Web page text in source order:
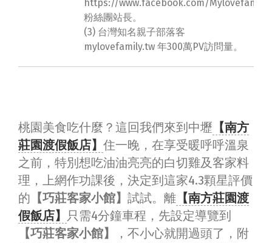
https://www.facebook.com/
粉絲團站長。
(3) 台灣知名親子部落客
mylovefamily.tw 年300萬PV訪問量。
桃園美食吃什麼？這回我們來到中壢 【南方
莊園渡假飯店】 住一晚，在享受暖呼呼溫泉
之前，特別想吃油油亮亮的白切雞及客家料
理，上網作功課後，決定到這家4.3顆星評價
的 【巧莊客家小館】 試試。離 【南方莊園渡
假飯店】 只需4分鐘車程，先設定導覽到
【巧莊客家小館】
，不小心就開過頭了，附